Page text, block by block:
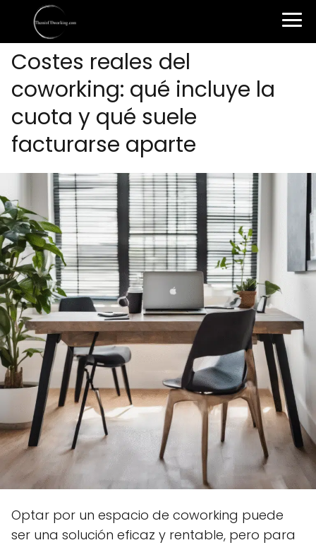
Costes reales del
coworking: qué incluye la
cuota y qué suele
facturarse aparte
Optar por un espacio de coworking puede
ser una solución eficaz y rentable, pero para